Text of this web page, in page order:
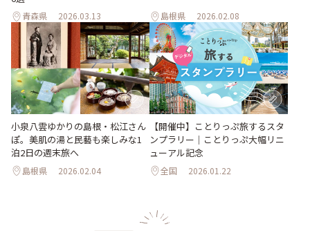
青森県 2026.03.13 島根県 2026.02.08
小泉八雲ゆかりの島根・松江さん
ぽ。美肌の湯と民藝も楽しみな1
泊2日の週末旅へ
島根県 2026.02.04
【開催中】ことりっぷ旅するスタ
ンプラリー｜ことりっぷ大幅リニ
ューアル記念
全国 2026.01.22